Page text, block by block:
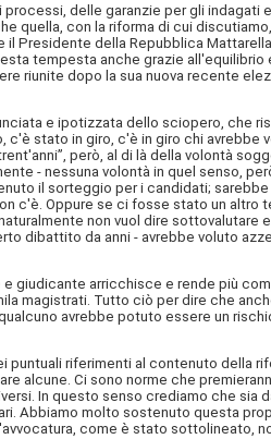
delle garanzie per gli indagati
con la riforma di cui
Presidente della Repubblica
tempesta anche grazie all'equilibrio
riunite dopo la sua nuova recente
e ipotizzata dello sciopero, che
stato in giro, c'è in giro chi avrebbe
però, al di là della volontà
- nessuna volontà in quel senso,
il sorteggio per i candidati;
c'è. Oppure se ci fosse stato un
non vuol dire sottovalutare
dibattito da anni - avrebbe voluto
giudicante arricchisce e rende più
magistrati. Tutto ciò per dire che
avrebbe potuto essere un
riferimenti al contenuto della
alcune. Ci sono norme che
In questo senso crediamo che sia
Abbiamo molto sostenuto questa
come è stato sottolineato,